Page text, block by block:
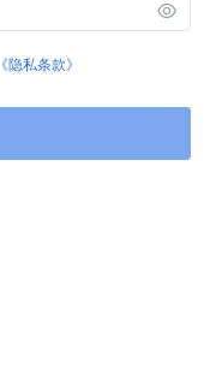
《隐私条款》